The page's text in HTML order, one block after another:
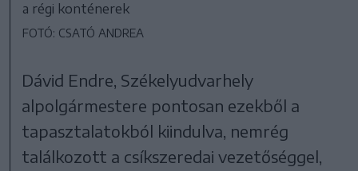
a régi konténerek
FOTÓ: CSATÓ ANDREA
Dávid Endre, Székelyudvarhely
alpolgármestere pontosan ezekből a
tapasztalatokból kiindulva, nemrég
találkozott a csíkszeredai vezetőséggel,